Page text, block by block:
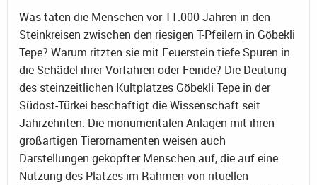
Was taten die Menschen vor 11.000 Jahren in den
Steinkreisen zwischen den riesigen T-Pfeilern in Göbekli
Tepe? Warum ritzten sie mit Feuerstein tiefe Spuren in
die Schädel ihrer Vorfahren oder Feinde? Die Deutung
des steinzeitlichen Kultplatzes Göbekli Tepe in der
Südost-Türkei beschäftigt die Wissenschaft seit
Jahrzehnten. Die monumentalen Anlagen mit ihren
großartigen Tierornamenten weisen auch
Darstellungen geköpfter Menschen auf, die auf eine
Nutzung des Platzes im Rahmen von rituellen